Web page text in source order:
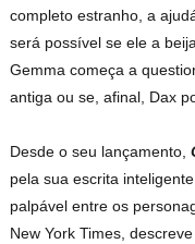
completo estranho, a
será possível se ele a
Gemma começa a
antiga ou se, afinal, Dax
Desde o seu lançamento,
pela sua escrita
palpável entre os
New York Times,